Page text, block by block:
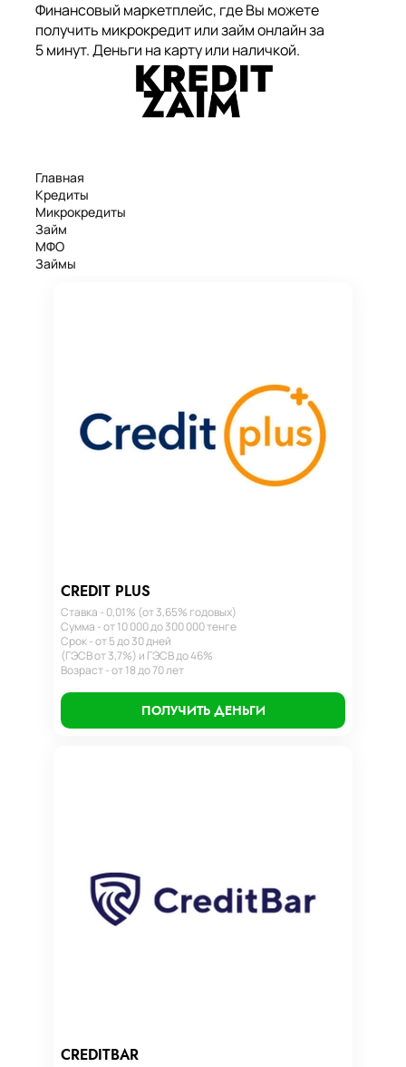
Финансовый маркетплейс, где Вы можете
получить микрокредит или займ онлайн за
5 минут. Деньги на карту или наличкой.
Главная
Кредиты
Микрокредиты
Займ
МФО
Займы
CREDIT PLUS
Ставка - 0,01% (от 3,65% годовых)
Сумма - от 10 000 до 300 000 тенге
Срок - от 5 до 30 дней
(ГЭСВ от 3,7%) и ГЭСВ до 46%
Возраст - от 18 до 70 лет
ПОЛУЧИТЬ ДЕНЬГИ
CREDITBAR